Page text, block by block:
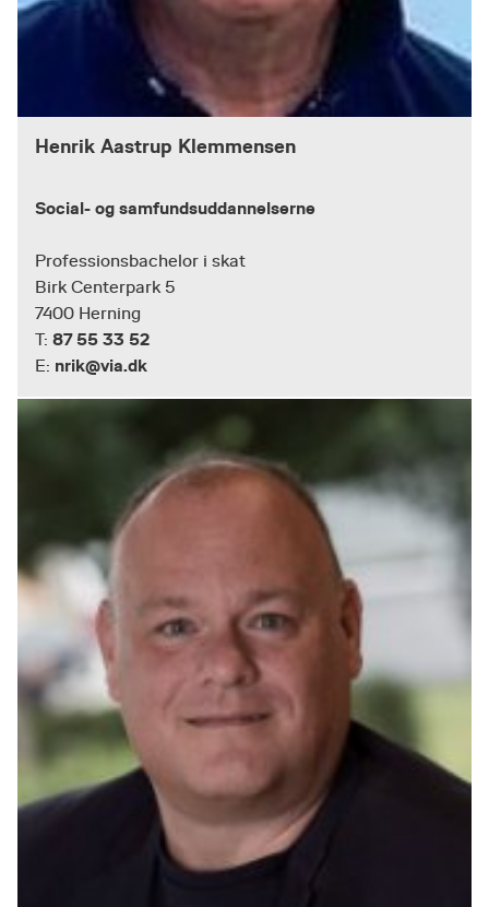
Henrik Aastrup Klemmensen
Social- og samfundsuddannelserne
Professionsbachelor i skat
Birk Centerpark 5
7400 Herning
T: 87 55 33 52
E: nrik@via.dk